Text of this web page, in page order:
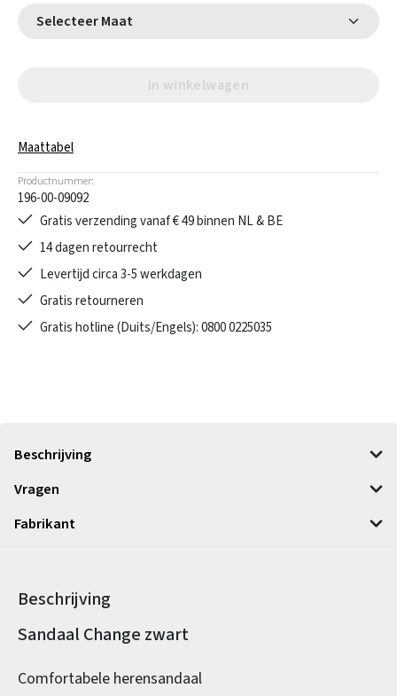
Selecteer Maat
In winkelwagen
Maattabel
Productnummer:
196-00-09092
Gratis verzending vanaf € 49 binnen NL & BE
14 dagen retourrecht
Levertijd circa 3-5 werkdagen
Gratis retourneren
Gratis hotline (Duits/Engels): 0800 0225035
Beschrijving
Vragen
Fabrikant
Beschrijving
Productinformatie
Sandaal Change zwart
Comfortabele herensandaal